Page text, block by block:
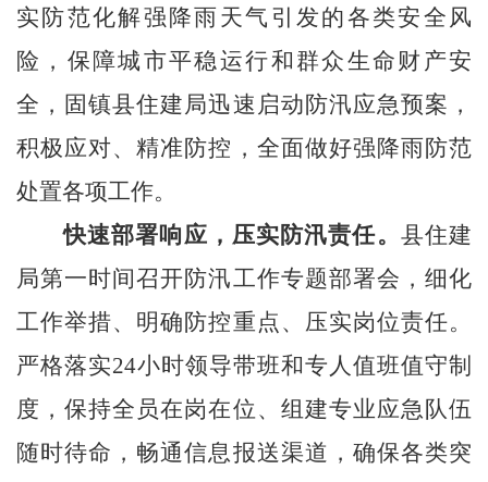
实防范化解强降雨天气引发的各类安全风
险，保障城市平稳运行和群众生命财产安
全，固镇县住建局迅速启动防汛应急预案，
积极应对、精准防控，全面做好强降雨防范
处置各项工作。
快速部署响应，压实防汛责任。 县住建
局第一时间召开防汛工作专题部署会，细化
工作举措、明确防控重点、压实岗位责任。
严格落实24小时领导带班和专人值班值守制
度，保持全员在岗在位、 组建专业应急队伍
随时待命，畅通信息报送渠道，确保各类突